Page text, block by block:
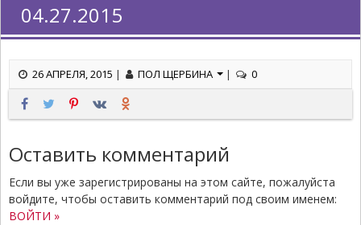
04.27.2015
26 АПРЕЛЯ, 2015 | ПОЛ ЩЕРБИНА | 0
Оставить комментарий
Если вы уже зарегистрированы на этом сайте, пожалуйста
войдите, чтобы оставить комментарий под своим именем:
ВОЙТИ »